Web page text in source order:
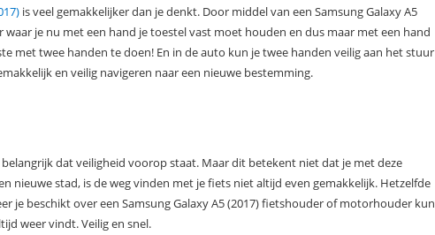
is veel gemakkelijker dan je denkt. Door middel van een Samsung Galaxy A5
je nu met een hand je toestel vast moet houden en dus maar met een hand
twee handen te doen! En in de auto kun je twee handen veilig aan het stuur
en veilig navigeren naar een nieuwe bestemming.
dat veiligheid voorop staat. Maar dit betekent niet dat je met deze
nieuwe stad, is de weg vinden met je fiets niet altijd even gemakkelijk. Hetzelfde
beschikt over een Samsung Galaxy A5 (2017) fietshouder of motorhouder kun
weer vindt. Veilig en snel.